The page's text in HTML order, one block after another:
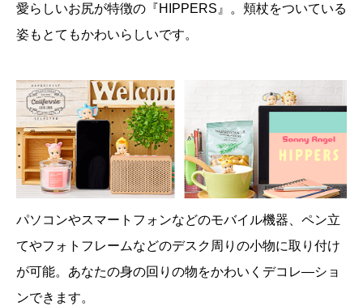
愛らしいお尻が特徴の『HIPPERS』。頬杖をついている
姿もとてもかわいらしいです。
パソコンやスマートフォンなどのモバイル機器、ペン立
てやフォトフレームなどのデスク周りの小物に取り付け
が可能。あなたの身の回りの物をかわいくデコレ―ショ
ンできます。